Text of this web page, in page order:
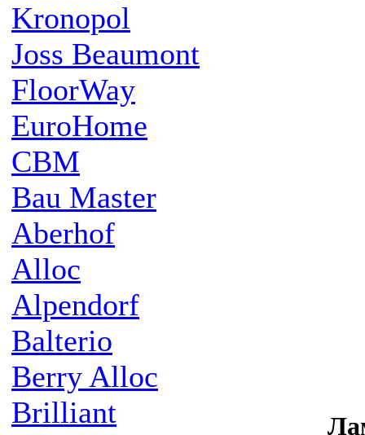
Kronopol
Joss Beaumont
FloorWay
EuroHome
CBM
Bau Master
Aberhof
Alloc
Alpendorf
Balterio
Berry Alloc
Brilliant